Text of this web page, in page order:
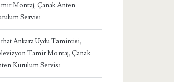
Montaj, Çanak Anten
Servisi
Ankara Uydu Tamircisi,
Tamir Montaj, Çanak
Kurulum Servisi